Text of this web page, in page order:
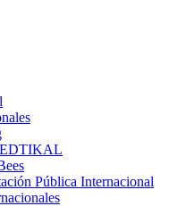
Pública Internacional